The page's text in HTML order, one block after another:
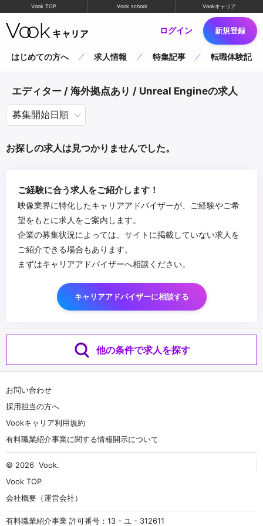
Vook TOP Vook school Vookキャリア
ログイン 新規登録
はじめての方へ 求人情報 特集記事 転職体験記
エディター / 海外拠点あり / Unreal Engineの求人
お探しの求人は見つかりませんでした。
ご経験に合う求人をご紹介します！
映像業界に特化したキャリアアドバイザーが、ご経験やご希
望をもとに求人をご案内します。
企業の募集状況によっては、サイトに掲載していない求人を
ご紹介できる場合もあります。
まずはキャリアアドバイザーへ相談ください。
キャリアアドバイザーに相談する
他の条件で求人を探す
お問い合わせ
採用担当の方へ
Vookキャリア利用規約
有料職業紹介事業に関する情報開示について
© 2026 Vook.
Vook TOP
会社概要（運営会社）
有料職業紹介事業 許可番号：13 - ユ - 312611